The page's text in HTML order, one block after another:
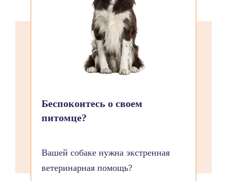
Беспокоитесь о своем
питомце?
Вашей собаке нужна экстренная
ветеринарная помощь?